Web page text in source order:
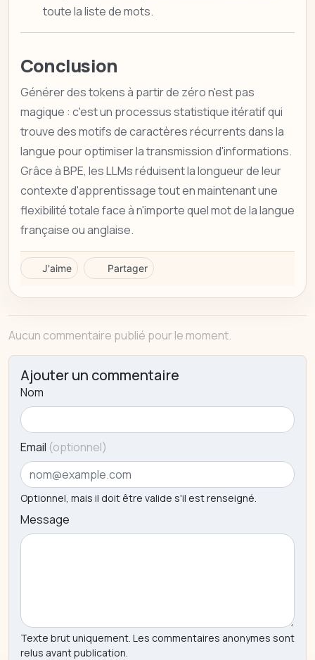
toute la liste de mots.
Conclusion
Générer des tokens à partir de zéro n'est pas
magique : c'est un processus statistique itératif qui
trouve des motifs de caractères récurrents dans la
langue pour optimiser la transmission d'informations.
Grâce à BPE, les LLMs réduisent la longueur de leur
contexte d'apprentissage tout en maintenant une
flexibilité totale face à n'importe quel mot de la langue
française ou anglaise.
J'aime Partager
Aucun commentaire publié pour le moment.
Ajouter un commentaire
Nom
Email (optionnel)
Optionnel, mais il doit être valide s'il est renseigné.
Message
Texte brut uniquement. Les commentaires anonymes sont
relus avant publication.